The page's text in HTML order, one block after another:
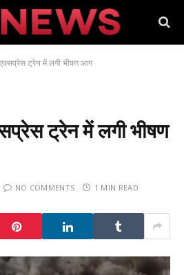
एक्सप्रेस ट्रेन में लगी भीषण आग
ट्रेन में लगी भीषण
NO COMMENTS 1 MIN READ